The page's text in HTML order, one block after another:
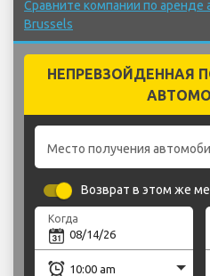
Сравните компании по аренде
Brussels
НЕПРЕВЗОЙДЕННАЯ
Место получения
Возврат в этом же
Когда